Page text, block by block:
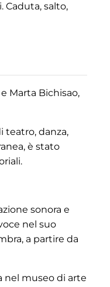
salto,
Marta Bichisao,
teatro, danza,
è stato
sonora e
nel suo
a partire da
nel museo di arte